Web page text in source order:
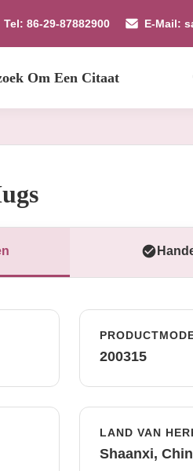
Tel: 86-29-87882900 E-Mail:
Om Een Citaat
200315
LAND VAN
Shaanxi,